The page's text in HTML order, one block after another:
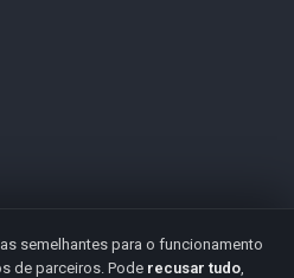
semelhantes para o funcionamento
de parceiros. Pode recusar tudo,